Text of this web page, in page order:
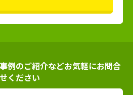
例のご紹介などお気軽にお問合
せください